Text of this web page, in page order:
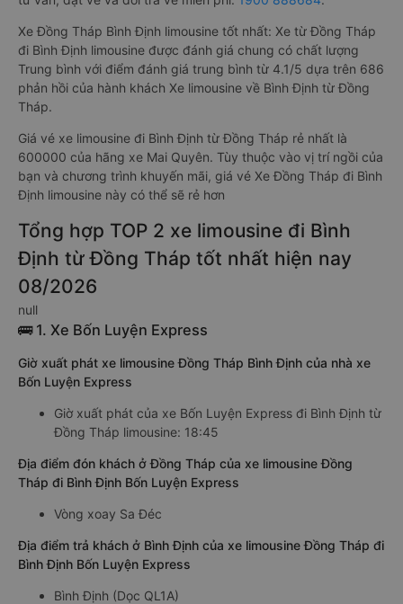
Xe Đồng Tháp Bình Định limousine tốt nhất: Xe từ Đồng Tháp
đi Bình Định limousine được đánh giá chung có chất lượng
Trung bình với điểm đánh giá trung bình từ 4.1/5 dựa trên 686
phản hồi của hành khách Xe limousine về Bình Định từ Đồng
Tháp.
Giá vé xe limousine đi Bình Định từ Đồng Tháp rẻ nhất là
600000 của hãng xe Mai Quyên. Tùy thuộc vào vị trí ngồi của
bạn và chương trình khuyến mãi, giá vé Xe Đồng Tháp đi Bình
Định limousine này có thể sẽ rẻ hơn
Tổng hợp TOP 2 xe limousine đi Bình
Định từ Đồng Tháp tốt nhất hiện nay
08/2026
null
🚌 1. Xe Bốn Luyện Express
Giờ xuất phát xe limousine Đồng Tháp Bình Định của nhà xe
Bốn Luyện Express
Giờ xuất phát của xe Bốn Luyện Express đi Bình Định từ
Đồng Tháp limousine: 18:45
Địa điểm đón khách ở Đồng Tháp của xe limousine Đồng
Tháp đi Bình Định Bốn Luyện Express
Vòng xoay Sa Đéc
Địa điểm trả khách ở Bình Định của xe limousine Đồng Tháp đi
Bình Định Bốn Luyện Express
Bình Định (Dọc QL1A)